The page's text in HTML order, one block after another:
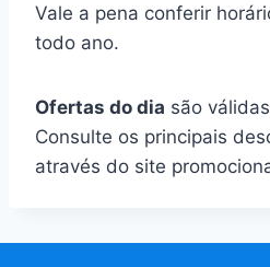
Vale a pena conferir
todo ano.
Ofertas do dia são
Consulte os principais
através do site